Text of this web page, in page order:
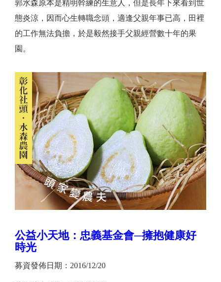
郭水森原本是精明幹練的生意人，但是長年下來看到世
態炎涼，因而心生轉職念頭，適逢父親年事已高，田裡
的工作無法負擔，於是毅然接手父親經營數十年的果
園。
公益小天地：忠義基金會─擁抱健康好
時光
募資發佈日期：2016/12/20